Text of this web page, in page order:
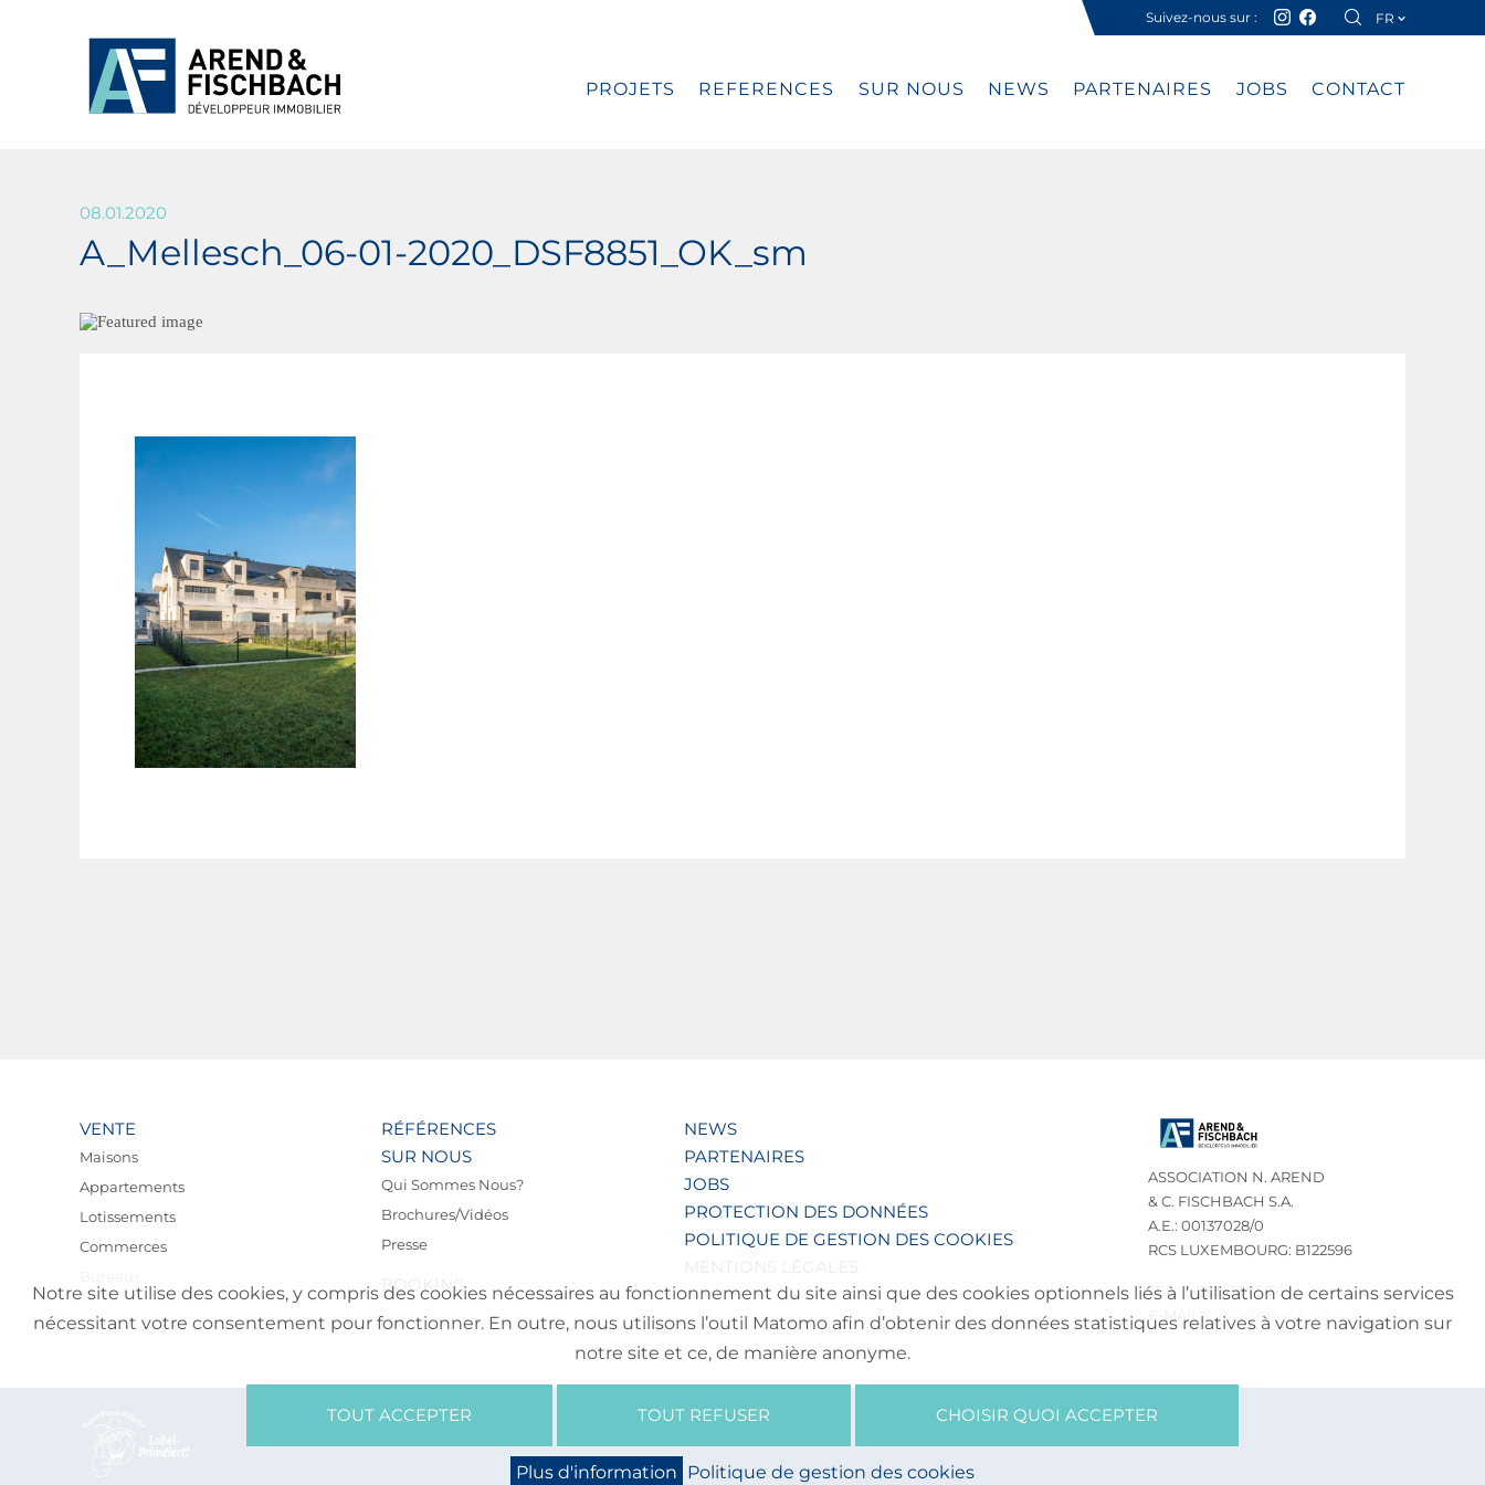
Suivez-nous sur : FR
PROJETS REFERENCES SUR NOUS NEWS PARTENAIRES JOBS CONTACT
08.01.2020
A_Mellesch_06-01-2020_DSF8851_OK_sm
VENTE
Maisons
Appartements
Lotissements
Commerces
RÉFÉRENCES
SUR NOUS
Qui Sommes Nous?
Brochures/Vidéos
Presse
BOOKING
NEWS
PARTENAIRES
JOBS
PROTECTION DES DONNÉES
POLITIQUE DE GESTION DES COOKIES
MENTIONS LÉGALES
ASSOCIATION N. AREND
& C. FISCHBACH S.A.
A.E.: 00137028/0
RCS LUXEMBOURG: B122596
TEL.: (+352) 32 75 76
E-MAIL:
INFO@NA-CF.LU
Notre site utilise des cookies, y compris des cookies nécessaires au fonctionnement du site ainsi que des cookies optionnels liés à l’utilisation de certains services
nécessitant votre consentement pour fonctionner. En outre, nous utilisons l’outil Matomo afin d’obtenir des données statistiques relatives à votre navigation sur
notre site et ce, de manière anonyme.
TOUT ACCEPTER TOUT REFUSER CHOISIR QUOI ACCEPTER
Plus d'information Politique de gestion des cookies